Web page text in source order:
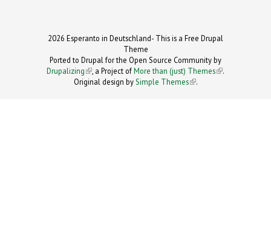
2026 Esperanto in Deutschland- This is a Free Drupal
Theme
Ported to Drupal for the Open Source Community by
Drupalizing(link is external)
, a Project ofMore than (just) Themes (link is
.
Original design by Simple Themes
(link is
.